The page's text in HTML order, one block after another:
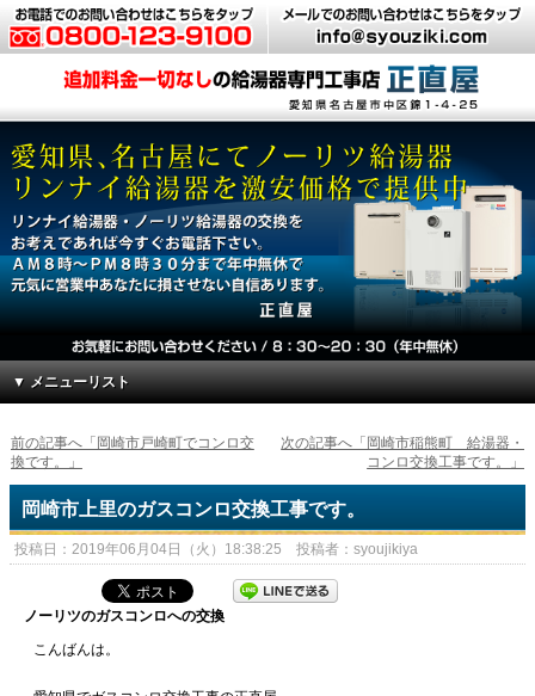
▼ メニューリスト
前の記事へ「岡崎市戸崎町でコンロ交
換です。」
次の記事へ「岡崎市稲熊町 給湯器・
コンロ交換工事です。」
岡崎市上里のガスコンロ交換工事です。
投稿日：2019年06月04日（火）18:38:25 投稿者：syoujikiya
ノーリツのガスコンロへの交換
こんばんは。